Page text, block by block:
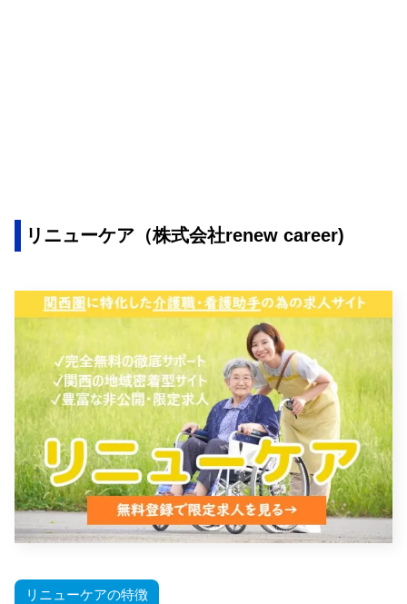
リニューケア（株式会社renew career)
リニューケアの特徴